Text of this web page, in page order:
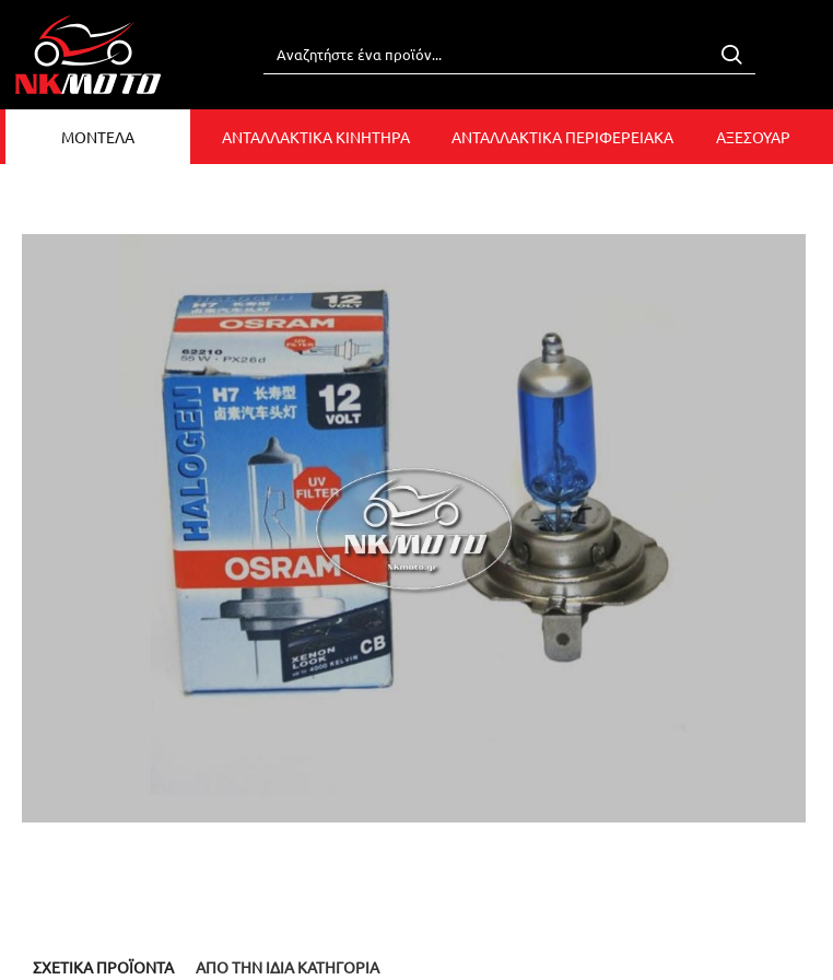
ΜΟΝΤΕΛΑ ΑΝΤΑΛΛΑΚΤΙΚΑ ΚΙΝΗΤΗΡΑ ΑΝΤΑΛΛΑΚΤΙΚΑ ΠΕΡΙΦΕΡΕΙΑΚΑ ΑΞΕΣΟΥΑΡ
ΣΧΕΤΙΚΆ ΠΡΟΪΌΝΤΑ ΑΠΌ ΤΗΝ ΊΔΙΑ ΚΑΤΗΓΟΡΊΑ